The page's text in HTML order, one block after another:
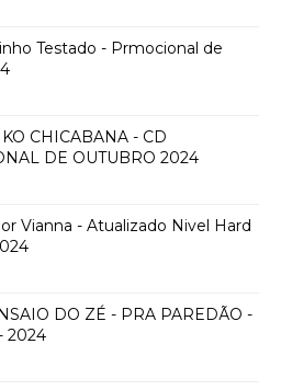
Testado - Prmocional de
CHICABANA - CD
DE OUTUBRO 2024
Vianna - Atualizado Nivel Hard
DO ZÉ - PRA PAREDÃO -
2024